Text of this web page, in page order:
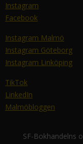
Instagram
Facebook
Instagram Malmö
Instagram Göteborg
Instagram Linköping
TikTok
LinkedIn
Malmöbloggen
SF-Bokhandelns